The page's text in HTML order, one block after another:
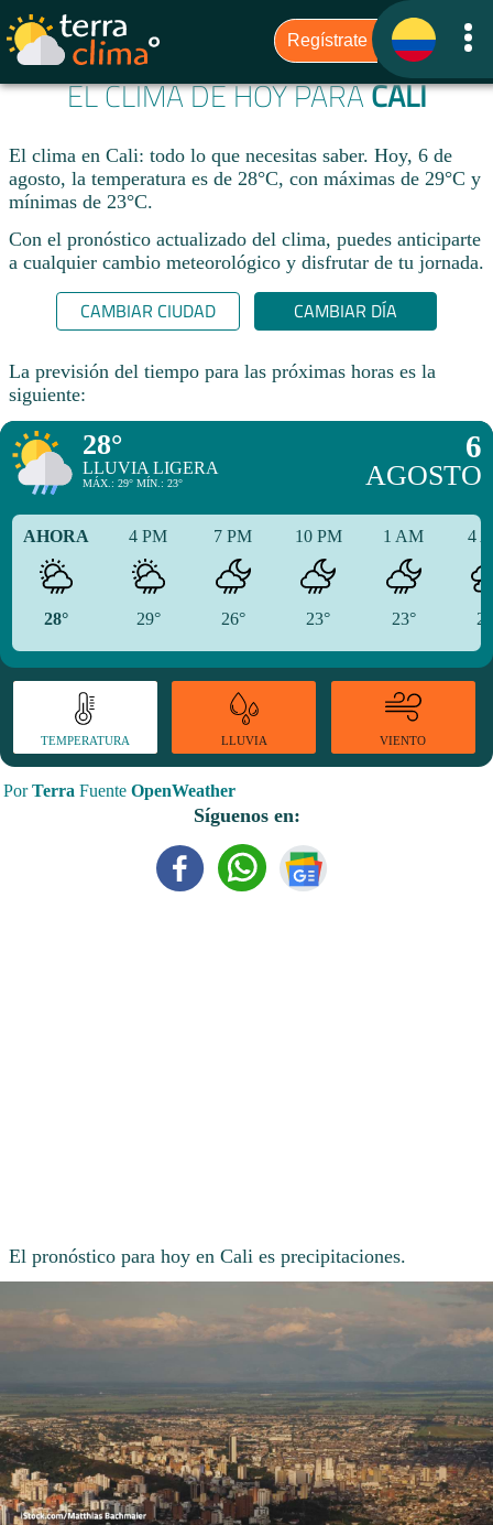
EL CLIMA DE HOY PARACALI
El clima en Cali: todo lo que necesitas saber. Hoy, 6 de
agosto, la temperatura es de 28°C, con máximas de 29°C y
mínimas de 23°C.
Con el pronóstico actualizado del clima, puedes anticiparte
a cualquier cambio meteorológico y disfrutar de tu jornada.​
CAMBIAR CIUDAD CAMBIAR DÍA
La previsión del tiempo para las próximas horas es la
siguiente:
28°
LLUVIA LIGERA
MÁX.: 29° MÍN.: 23°
6
AGOSTO
AHORA
28°
4 PM
29°
7 PM
26°
10 PM
23°
1 AM
23°
4
TEMPERATURA LLUVIA VIENTO
PorTerra Fuente OpenWeather
Síguenos en:
El pronóstico para hoy en Cali es precipitaciones.